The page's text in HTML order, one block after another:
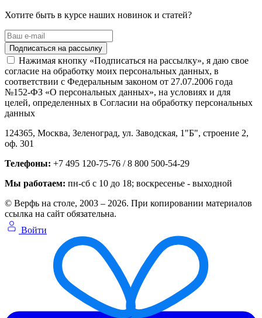
Хотите быть в курсе наших новинок и статей?
Нажимая кнопку «Подписаться на рассылку», я даю свое
согласие на обработку моих персональных данных, в
соответствии с Федеральным законом от 27.07.2006 года
№152-ФЗ «О персональных данных», на условиях и для
целей, определенных в Согласии на обработку персональных
данных
124365, Москва, Зеленоград, ул. Заводская, 1"Б", строение 2,
оф. 301
Телефоны: +7 495 120-75-76 / 8 800 500-54-29
Мы работаем: пн-сб с 10 до 18; воскресенье - выходной
© Верфь на столе, 2003 – 2026. При копировании материалов
ссылка на сайт обязательна.
Войти